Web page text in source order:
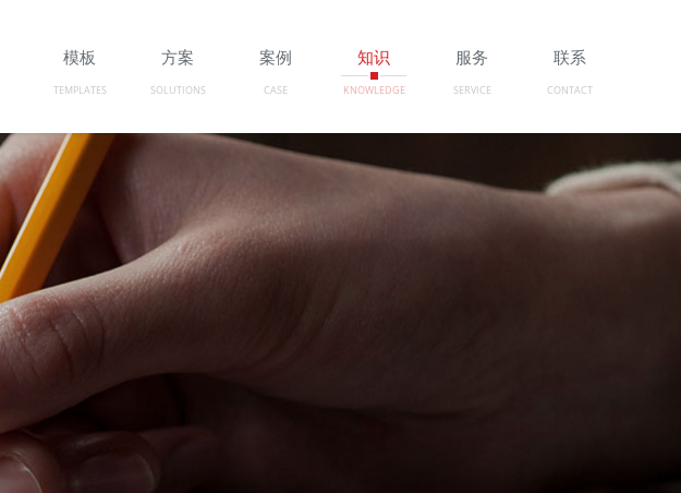
模板
TEMPLATES
方案
SOLUTIONS
案例
CASE
知识
KNOWLEDGE
服务
SERVICE
联系
CONTACT